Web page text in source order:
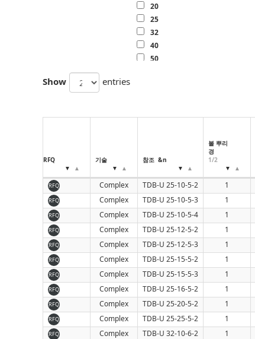
20
25
32
40
50
Show entries
RFQ 기술 참조 &n
볼 뿌리
경
1/2
RFQ Complex TDB-U 25-10-5-2 1
RFQ Complex TDB-U 25-10-5-3 1
RFQ Complex TDB-U 25-10-5-4 1
RFQ Complex TDB-U 25-12-5-2 1
RFQ Complex TDB-U 25-12-5-3 1
RFQ Complex TDB-U 25-15-5-2 1
RFQ Complex TDB-U 25-15-5-3 1
RFQ Complex TDB-U 25-16-5-2 1
RFQ Complex TDB-U 25-20-5-2 1
RFQ Complex TDB-U 25-25-5-2 1
RFQ Complex TDB-U 32-10-6-2 1